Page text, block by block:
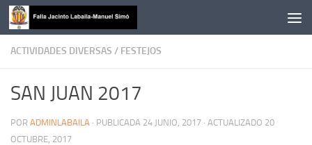
Saltar al contenido
ACTIVIDADES DIVERSAS / FESTEJOS
SAN JUAN 2017
POR ADMINLABAILA · PUBLICADA 24 JUNIO, 2017 · ACTUALIZADO 20
OCTUBRE, 2017